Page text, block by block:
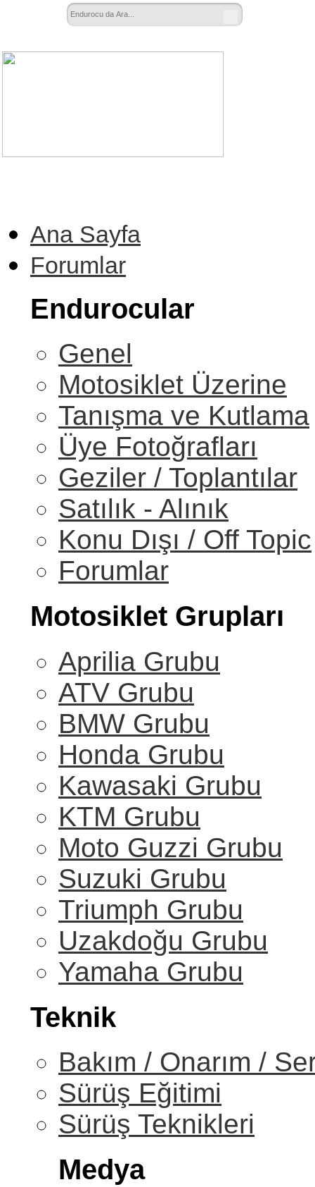
Ana Sayfa
Forumlar
Endurocular
Genel
Motosiklet Üzerine
Tanışma ve Kutlama
Üye Fotoğrafları
Geziler / Toplantılar
Satılık - Alınık
Konu Dışı / Off Topic
Forumlar
Motosiklet Grupları
Aprilia Grubu
ATV Grubu
BMW Grubu
Honda Grubu
Kawasaki Grubu
KTM Grubu
Moto Guzzi Grubu
Suzuki Grubu
Triumph Grubu
Uzakdoğu Grubu
Yamaha Grubu
Teknik
Bakım / Onarım /
Sürüş Eğitimi
Sürüş Teknikleri
Medya